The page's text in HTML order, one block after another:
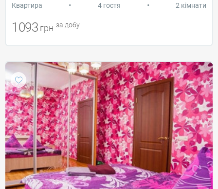
Квартира • 4 гостя • 2 кімнати
1093 грн за добу